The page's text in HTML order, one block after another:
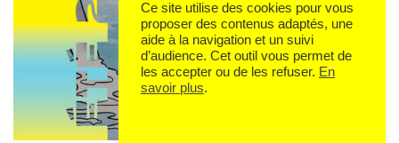
Ce site utilise des cookies pour vous
proposer des contenus adaptés, une
aide à la navigation et un suivi
d’audience. Cet outil vous permet de
les accepter ou de les refuser. En
savoir plus.